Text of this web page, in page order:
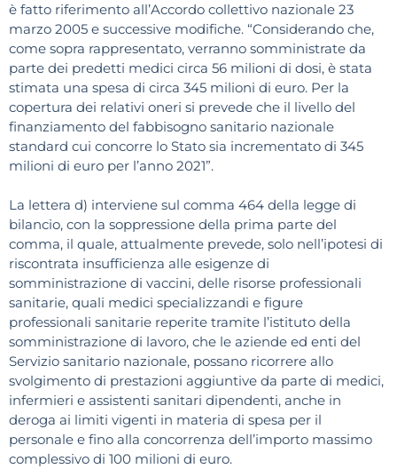
è fatto riferimento all’Accordo collettivo nazionale 23
marzo 2005 e successive modifiche. “Considerando che,
come sopra rappresentato, verranno somministrate da
parte dei predetti medici circa 56 milioni di dosi, è stata
stimata una spesa di circa 345 milioni di euro. Per la
copertura dei relativi oneri si prevede che il livello del
finanziamento del fabbisogno sanitario nazionale
standard cui concorre lo Stato sia incrementato di 345
milioni di euro per l’anno 2021”.
La lettera d) interviene sul comma 464 della legge di
bilancio, con la soppressione della prima parte del
comma, il quale, attualmente prevede, solo nell’ipotesi di
riscontrata insufficienza alle esigenze di
somministrazione di vaccini, delle risorse professionali
sanitarie, quali medici specializzandi e figure
professionali sanitarie reperite tramite l’istituto della
somministrazione di lavoro, che le aziende ed enti del
Servizio sanitario nazionale, possano ricorrere allo
svolgimento di prestazioni aggiuntive da parte di medici,
infermieri e assistenti sanitari dipendenti, anche in
deroga ai limiti vigenti in materia di spesa per il
personale e fino alla concorrenza dell’importo massimo
complessivo di 100 milioni di euro.